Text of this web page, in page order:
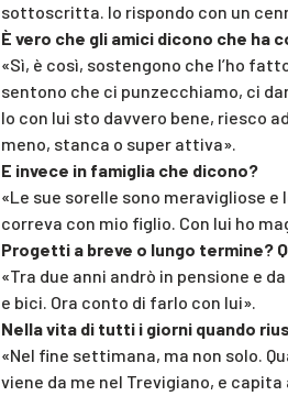
sottoscritta. Io rispondo con un
È vero che gli amici dicono che ha
«Sì, è così, sostengono che l’ho
sentono che ci punzecchiamo, ci
Io con lui sto davvero bene, riesco
meno, stanca o super attiva».
E invece in famiglia che dicono?
«Le sue sorelle sono meravigliose
correva con mio figlio. Con lui ho
Progetti a breve o lungo termine?
«Tra due anni andrò in pensione e
e bici. Ora conto di farlo con lui».
Nella vita di tutti i giorni quando
«Nel fine settimana, ma non solo.
viene da me nel Trevigiano, e